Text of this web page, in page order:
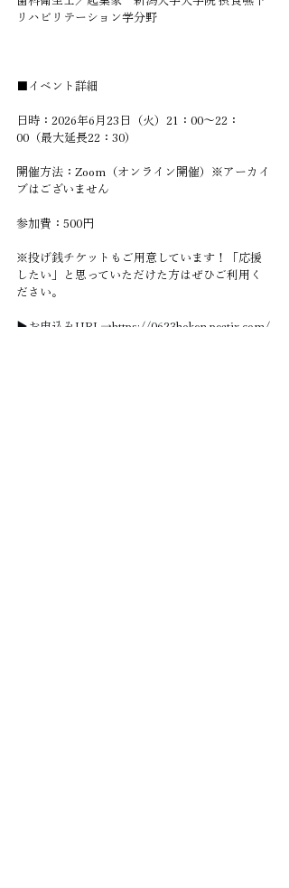
リハビリテーション学分野
■イベント詳細
日時：2026年6月23日（火）21：00〜22：
00（最大延長22：30）
開催方法：Zoom（オンライン開催）※アーカイ
ブはございません
参加費：500円
※投げ銭チケットもご用意しています！「応援
したい」と思っていただけた方はぜひご利用く
ださい。
▶︎お申込みURL→https://0623hoken.peatix.com/